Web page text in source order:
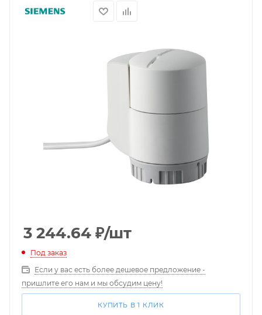
3 244.64 ₽/шт
Под заказ
Если у вас есть более дешевое предложение -
пришлите его нам и мы обсудим цену!
КУПИТЬ В 1 КЛИК